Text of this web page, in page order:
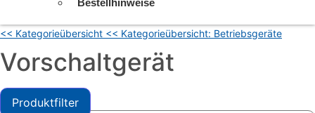
Bestellhinweise
<< Kategorieübersicht << Kategorieübersicht: Betriebsgeräte
Vorschaltgerät
Produktfilter